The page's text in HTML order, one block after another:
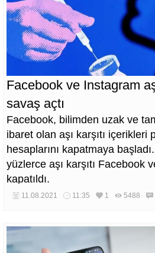
Facebook ve Instagram
savaş açtı
Facebook, bilimden uzak ve
ibaret olan aşı karşıtı içerikleri
hesaplarını kapatmaya
yüzlerce aşı karşıtı Facebook
kapatıldı.
11.08.2021 11:35 1 5488